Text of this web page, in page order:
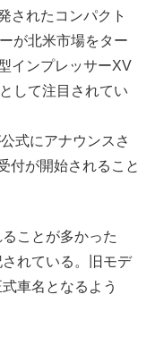
されたコンパクト
が北米市場をター
インプレッサーXV
して注目されてい
式にアナウンスさ
付が開始されること
ことが多かった
れている。旧モデ
車名となるよう